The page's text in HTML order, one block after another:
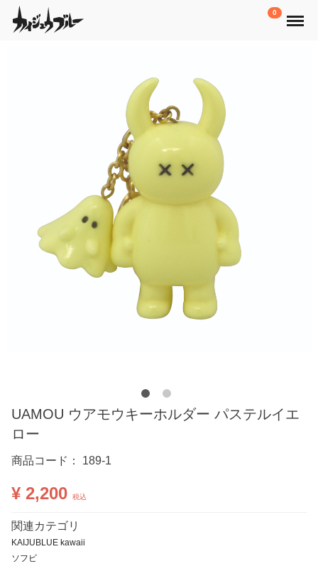
0 Menu
UAMOU ウアモウキーホルダー パステルイエ
ロー
商品コード： 189-1
¥ 2,200 税込
関連カテゴリ
KAIJUBLUE kawaii
ソフビ